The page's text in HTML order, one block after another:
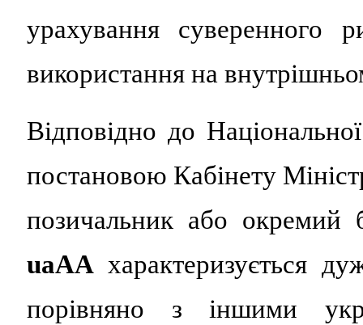
урахування суверенного
використання на
Відповідно до
постановою Кабінету
позичальник або окремий
uaAA характеризується
порівняно з іншими